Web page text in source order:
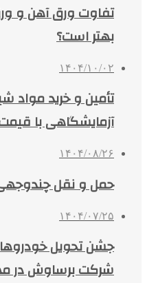
تفاوت ورق آهن و
بهتر است؟
۱۴۰۴/۱۰/۰۲
تأمین و خرید مواد
آزمایشگاهی با
۱۴۰۴/۰۸/۲۶
حمل و نقل
۱۴۰۴/۰۷/۲۵
جشن تحویل
شرکت برساوش در